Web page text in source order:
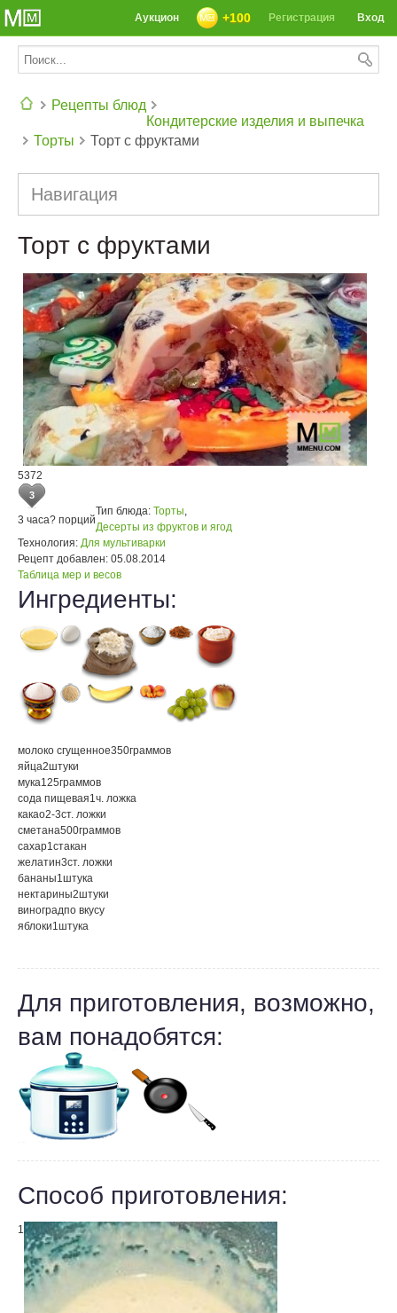
СЕГОДНЯ: 39142 РЕЦЕПТА
Вход
Регистрация
+100
Аукцион
Рецепты блюд
Кондитерские изделия и выпечка
Торты
Торт с фруктами
Навигация
Торт с фруктами
5372
3
3 часа? порций
Тип блюда: Торты,
Десерты из фруктов и ягод
Технология: Для мультиварки
Рецепт добавлен: 05.08.2014
Таблица мер и весов
Ингредиенты:
молоко сгущенное350граммов
яйца2штуки
мука125граммов
сода пищевая1ч. ложка
какао2-3ст. ложки
сметана500граммов
сахар1стакан
желатин3ст. ложки
бананы1штука
нектарины2штуки
виноградпо вкусу
яблоки1штука
Для приготовления, возможно,
вам понадобятся:
Способ приготовления:
1